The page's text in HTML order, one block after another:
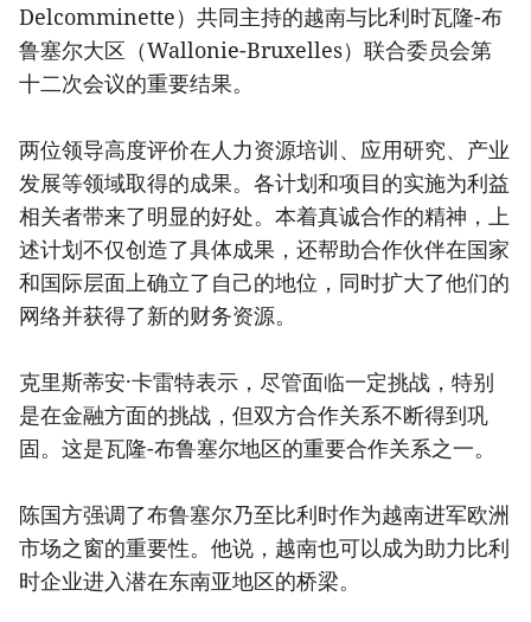
Delcomminette）共同主持的越南与比利时瓦隆-布
鲁塞尔大区（Wallonie-Bruxelles）联合委员会第
十二次会议的重要结果。
两位领导高度评价在人力资源培训、应用研究、产业
发展等领域取得的成果。各计划和项目的实施为利益
相关者带来了明显的好处。本着真诚合作的精神，上
述计划不仅创造了具体成果，还帮助合作伙伴在国家
和国际层面上确立了自己的地位，同时扩大了他们的
网络并获得了新的财务资源。
克里斯蒂安·卡雷特表示，尽管面临一定挑战，特别
是在金融方面的挑战，但双方合作关系不断得到巩
固。这是瓦隆-布鲁塞尔地区的重要合作关系之一。
陈国方强调了布鲁塞尔乃至比利时作为越南进军欧洲
市场之窗的重要性。他说，越南也可以成为助力比利
时企业进入潜在东南亚地区的桥梁。